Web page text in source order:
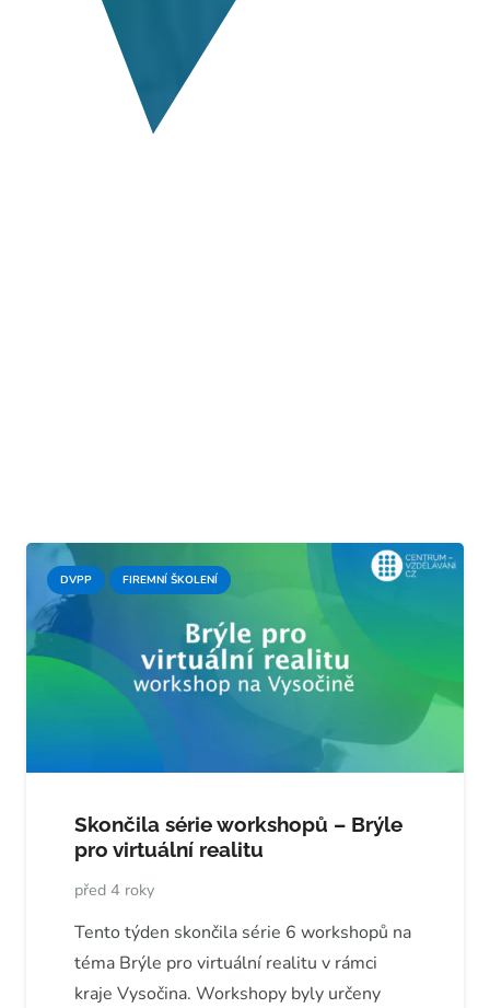
DVPP FIREMNÍ ŠKOLENÍ
Skončila série workshopů – Brýle
pro virtuální realitu
před 4 roky
Tento týden skončila série 6 workshopů na
téma Brýle pro virtuální realitu v rámci
kraje Vysočina. Workshopy byly určeny